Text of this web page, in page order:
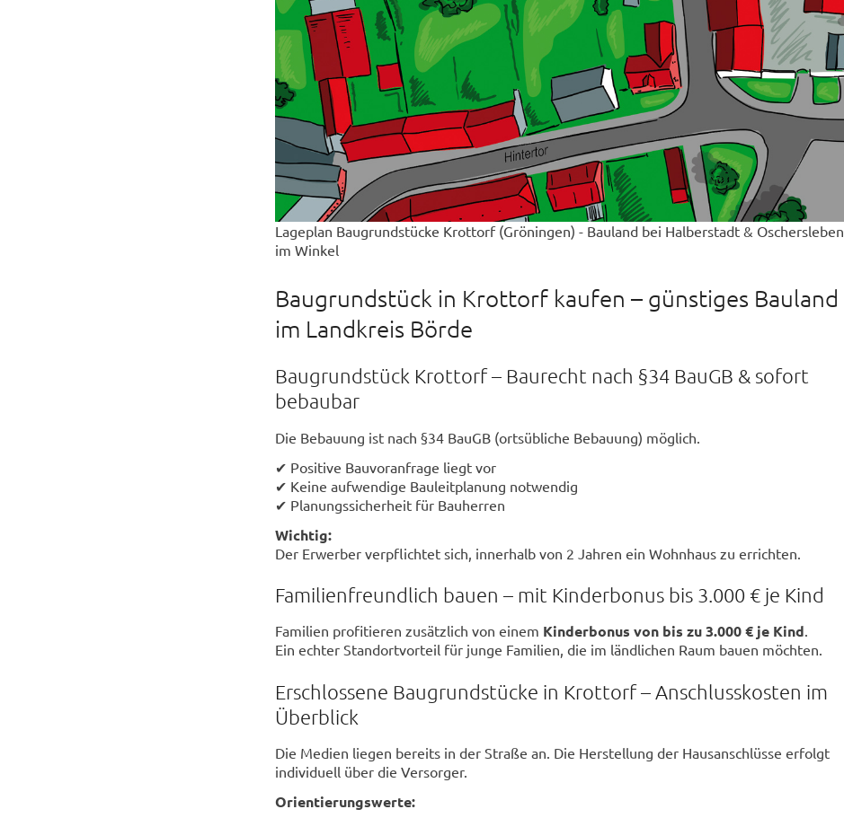
Lageplan Baugrundstücke Krottorf (Gröningen) - Bauland bei Halberstadt & Oschersleben
im Winkel
Baugrundstück in Krottorf kaufen – günstiges Bauland
im Landkreis Börde
Baugrundstück Krottorf – Baurecht nach §34 BauGB & sofort
bebaubar
Die Bebauung ist nach §34 BauGB (ortsübliche Bebauung) möglich.
✔ Positive Bauvoranfrage liegt vor
✔ Keine aufwendige Bauleitplanung notwendig
✔ Planungssicherheit für Bauherren
Wichtig:
Der Erwerber verpflichtet sich, innerhalb von 2 Jahren ein Wohnhaus zu errichten.
Familienfreundlich bauen – mit Kinderbonus bis 3.000 € je Kind
Familien profitieren zusätzlich von einem Kinderbonus von bis zu 3.000 € je Kind.
Ein echter Standortvorteil für junge Familien, die im ländlichen Raum bauen möchten.
Erschlossene Baugrundstücke in Krottorf – Anschlusskosten im
Überblick
Die Medien liegen bereits in der Straße an. Die Herstellung der Hausanschlüsse erfolgt
individuell über die Versorger.
Orientierungswerte: